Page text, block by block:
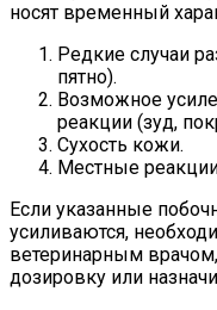
носят временный
Редкие случаи
пятно).
Возможное
реакции (зуд,
Сухость кожи.
Местные
Если указанные
усиливаются,
ветеринарным
дозировку или